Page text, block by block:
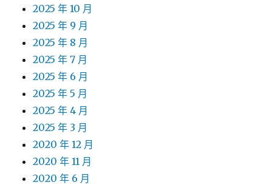
2025 年 10 月
2025 年 9 月
2025 年 8 月
2025 年 7 月
2025 年 6 月
2025 年 5 月
2025 年 4 月
2025 年 3 月
2020 年 12 月
2020 年 11 月
2020 年 6 月